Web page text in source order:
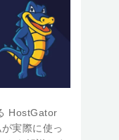
HostGator
実際に使っ